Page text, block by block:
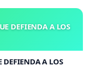
DEFIENDA A LOS
DEFIENDA A LOS